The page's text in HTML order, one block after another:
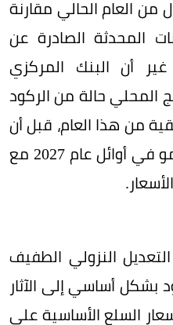
الأول من العام الحالي مقارنة
المحدثة الصادرة عن
أن البنك المركزي
المحلي حالة من الركود
من هذا العام، قبل أن
يعود تدريجياً إلى مسار النمو في أوائل عام 2027 مع
النزولي الطفيف
عام 2027 يعود بشكل أساسي إلى الآثار
السلع الأساسية على